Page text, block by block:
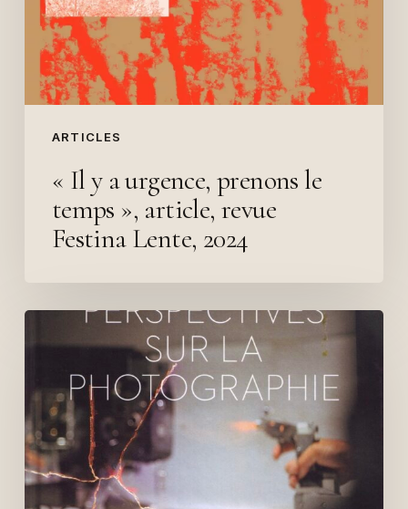
ARTICLES
temps »,
article,
revue
Festina
Lente,
« Il y a urgence, prenons le
temps », article, revue
Festina Lente, 2024
Antiphotojournalisme
stratégies
du
visible
et
de
l’invisible